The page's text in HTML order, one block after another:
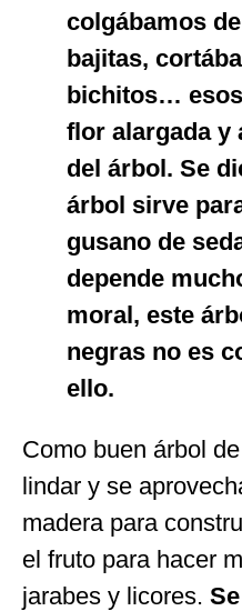
colgábamos
bajitas,
bichitos…
flor alargada y
del árbol. Se
árbol sirve
gusano de
depende
moral, este
negras no es
ello.
Como buen árbol
lindar y se
madera para
el fruto para hacer
jarabes y licores.